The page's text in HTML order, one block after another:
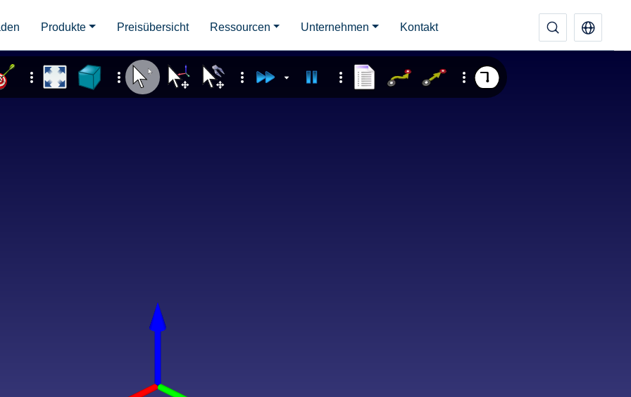
Produkte Preisübersicht Ressourcen Unternehmen Kontakt